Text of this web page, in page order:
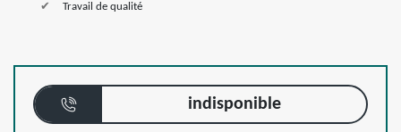
Travail de qualité
indisponible